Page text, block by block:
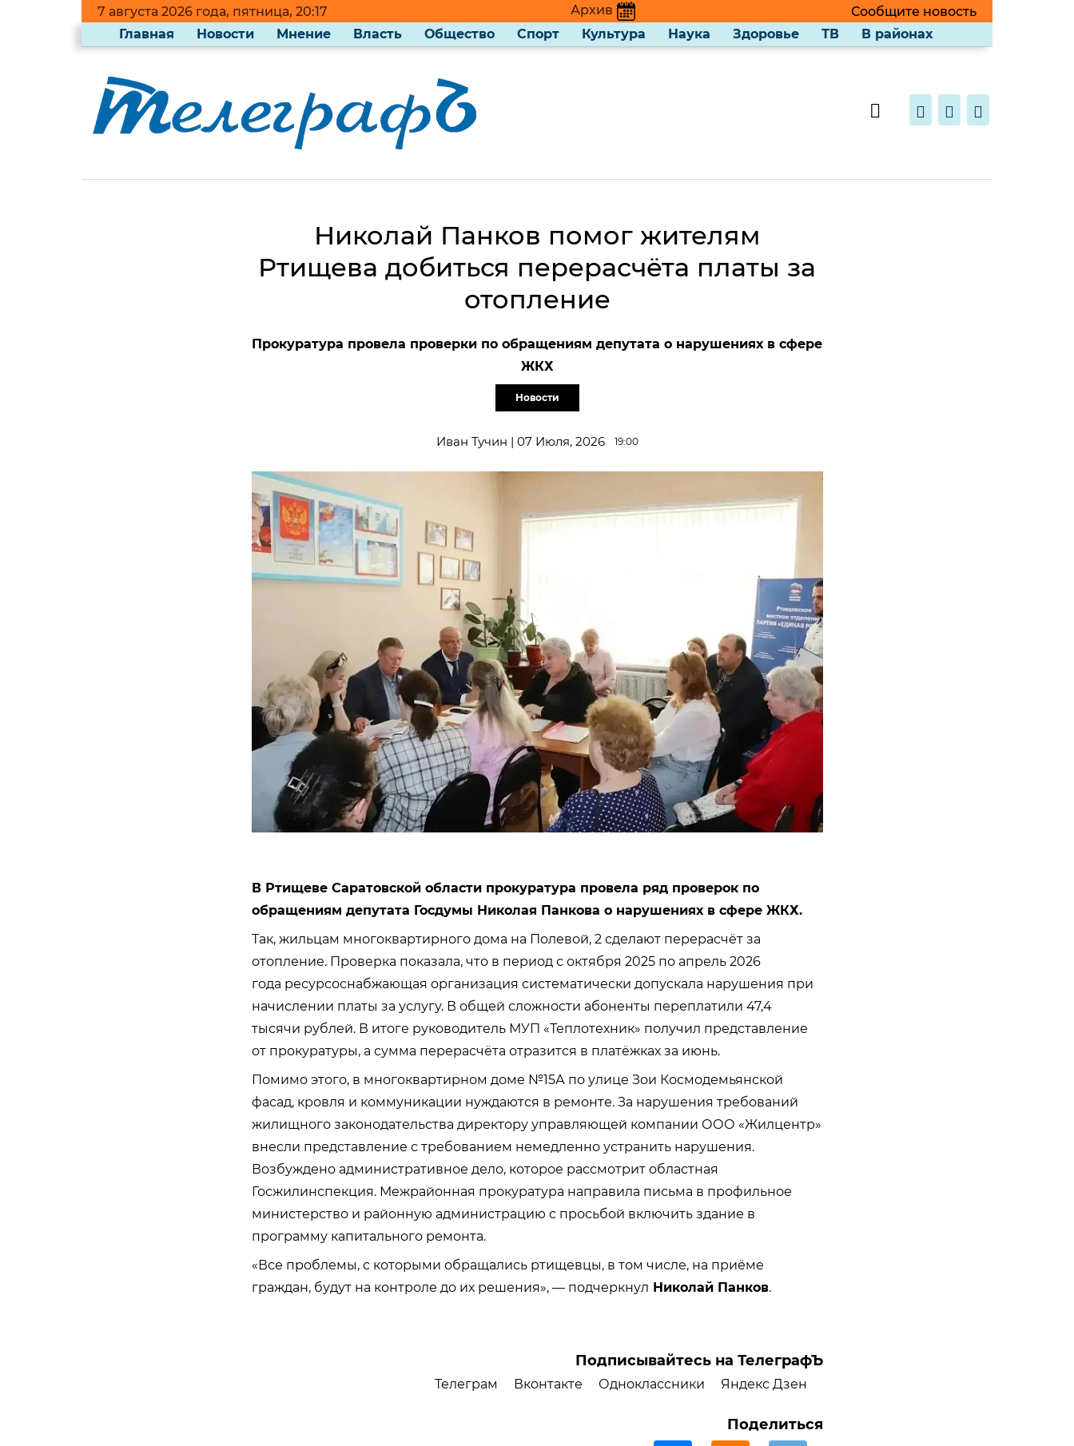
7 августа 2026 года, пятница, 20:17 Архив
Сообщите новость
Главная
Новости Мнение Власть Общество Спорт Культура Наука Здоровье ТВ В районах
Николай Панков помог жителям
Ртищева добиться перерасчёта платы за
отопление
Прокуратура провела проверки по обращениям депутата о нарушениях в сфере
ЖКХ
Новости
Иван Тучин | 07 Июля, 2026 19:00
В Ртищеве Саратовской области прокуратура провела ряд проверок по
обращениям депутата Госдумы Николая Панкова о нарушениях в сфере ЖКХ.
Так, жильцам многоквартирного дома на Полевой, 2 сделают перерасчёт за
отопление. Проверка показала, что в период с октября 2025 по апрель 2026
года ресурсоснабжающая организация систематически допускала нарушения при
начислении платы за услугу. В общей сложности абоненты переплатили 47,4
тысячи рублей. В итоге руководитель МУП «Теплотехник» получил представление
от прокуратуры, а сумма перерасчёта отразится в платёжках за июнь.
Помимо этого, в многоквартирном доме №15А по улице Зои Космодемьянской
фасад, кровля и коммуникации нуждаются в ремонте. За нарушения требований
жилищного законодательства директору управляющей компании ООО «Жилцентр»
внесли представление с требованием немедленно устранить нарушения.
Возбуждено административное дело, которое рассмотрит областная
Госжилинспекция. Межрайонная прокуратура направила письма в профильное
министерство и районную администрацию с просьбой включить здание в
программу капитального ремонта.
«Все проблемы, с которыми обращались ртищевцы, в том числе, на приёме
граждан, будут на контроле до их решения», — подчеркнул Николай Панков.
Подписывайтесь на ТелеграфЪ
Телеграм Вконтакте Одноклассники Яндекс Дзен
Поделиться